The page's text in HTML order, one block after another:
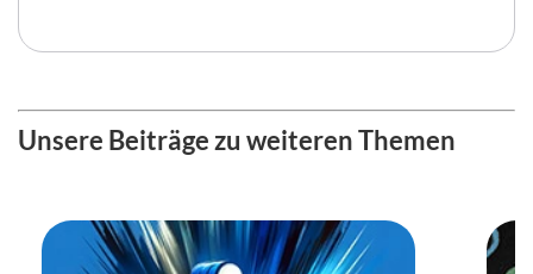
Unsere Beiträge zu weiteren Themen